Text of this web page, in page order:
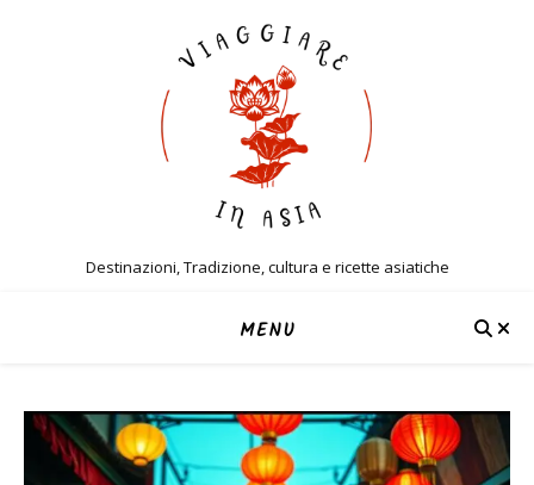
Destinazioni, Tradizione, cultura e ricette asiatiche
MENU